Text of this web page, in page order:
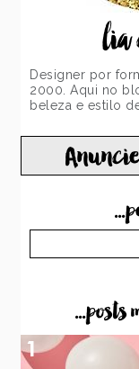
lia
Designer por
2000. Aqui no
beleza e estilo
...posts
1